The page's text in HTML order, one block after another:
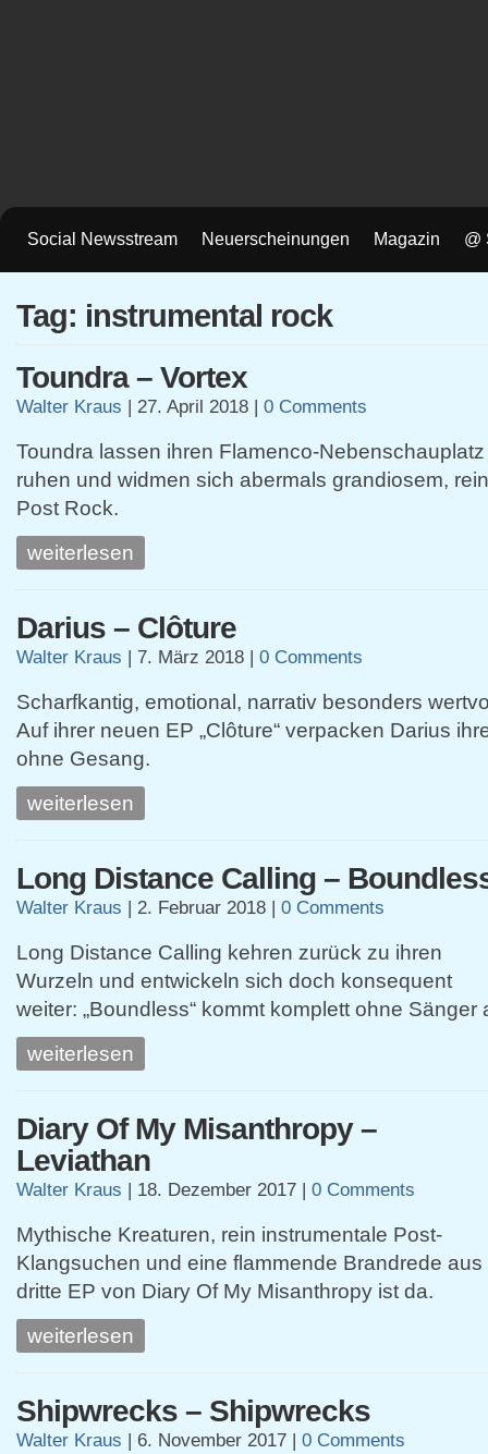
Social Newsstream Neuerscheinungen Magazin @
Tag: instrumental rock
Toundra – Vortex
Walter Kraus | 27. April 2018 | 0 Comments
Toundra lassen ihren Flamenco-Nebenschauplatz
ruhen und widmen sich abermals grandiosem,
Post Rock.
weiterlesen
Darius – Clôture
Walter Kraus | 7. März 2018 | 0 Comments
Scharfkantig, emotional, narrativ besonders
Auf ihrer neuen EP „Clôture“ verpacken Darius
ohne Gesang.
weiterlesen
Long Distance Calling –
Walter Kraus | 2. Februar 2018 | 0 Comments
Long Distance Calling kehren zurück zu ihren
Wurzeln und entwickeln sich doch konsequent
weiter: „Boundless“ kommt komplett ohne Sänger
weiterlesen
Diary Of My Misanthropy –
Leviathan
Walter Kraus | 18. Dezember 2017 | 0 Comments
Mythische Kreaturen, rein instrumentale Post-
Klangsuchen und eine flammende Brandrede aus
dritte EP von Diary Of My Misanthropy ist da.
weiterlesen
Shipwrecks – Shipwrecks
Walter Kraus | 6. November 2017 | 0 Comments